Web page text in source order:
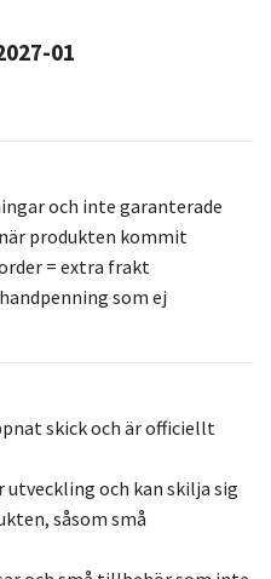
01
och inte garanterade
produkten kommit
= extra frakt
som ej
skick och är officiellt
och kan skilja sig
såsom små